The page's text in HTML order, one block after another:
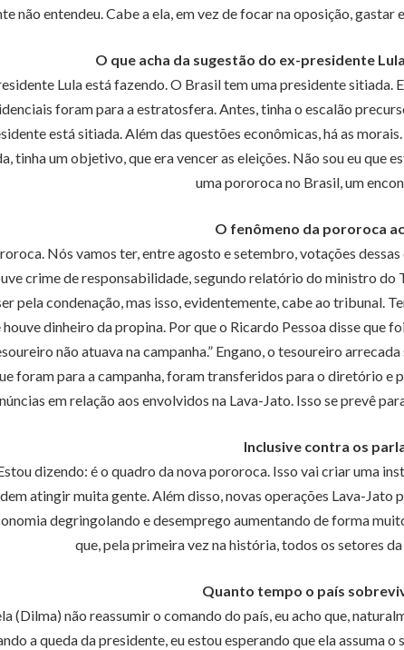
não entendeu. Cabe a ela, em vez de focar na oposição,
O que acha da sugestão do ex-presidente
Lula está fazendo. O Brasil tem uma presidente sitiada.
foram para a estratosfera. Antes, tinha o escalão
está sitiada. Além das questões econômicas, há as
tinha um objetivo, que era vencer as eleições. Não sou eu que
uma pororoca no Brasil, um
O fenômeno da pororoca
Nós vamos ter, entre agosto e setembro, votações
crime de responsabilidade, segundo relatório do ministro
pela condenação, mas isso, evidentemente, cabe ao tribunal.
dinheiro da propina. Por que o Ricardo Pessoa disse que
não atuava na campanha.” Engano, o tesoureiro
foram para a campanha, foram transferidos para o diretório e
em relação aos envolvidos na Lava-Jato. Isso se prevê
Inclusive contra os
dizendo: é o quadro da nova pororoca. Isso vai criar uma
atingir muita gente. Além disso, novas operações Lava-
degringolando e desemprego aumentando de forma
que, pela primeira vez na história, todos os setores
Quanto tempo o país
(Dilma) não reassumir o comando do país, eu acho que,
a queda da presidente, eu estou esperando que ela assuma